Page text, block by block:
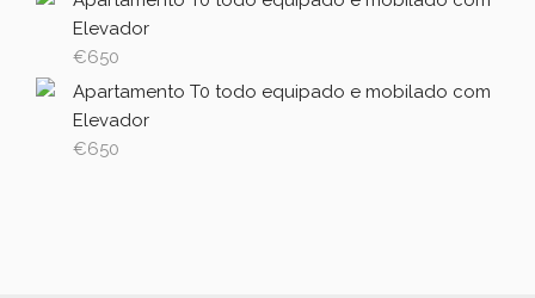
Elevador
€650
Apartamento T0 todo equipado e mobilado com
Elevador
€650